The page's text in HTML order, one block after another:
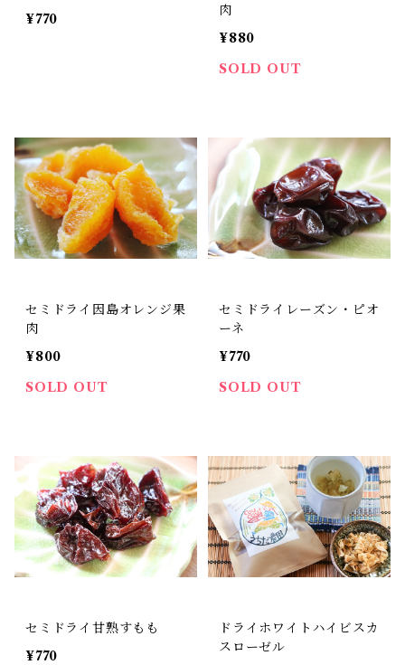
¥770
肉
¥880
SOLD OUT
セミドライ因島オレンジ果
肉
¥800
SOLD OUT
セミドライレーズン・ピオ
ーネ
¥770
SOLD OUT
セミドライ甘熟すもも
¥770
ドライホワイトハイビスカ
スローゼル